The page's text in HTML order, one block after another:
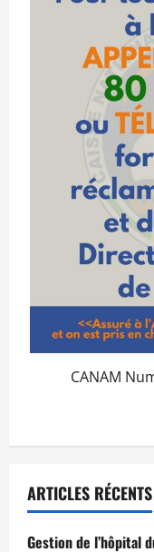
CANAM
ARTICLES RÉCENTS
Gestion de l’hôpital